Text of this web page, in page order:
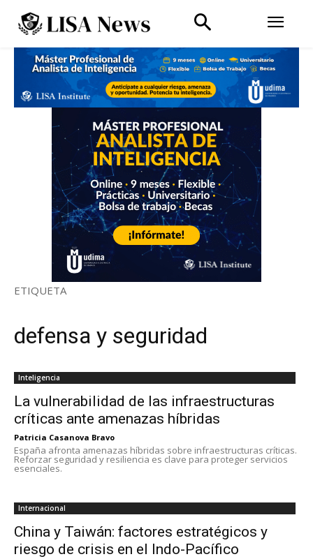
ETIQUETA
defensa y seguridad
Inteligencia
La vulnerabilidad de las infraestructuras
críticas ante amenazas híbridas
Patricia Casanova Bravo
España afronta amenazas híbridas sobre infraestructuras críticas.
Reforzar seguridad y resiliencia es clave para proteger servicios
esenciales.
Internacional
China y Taiwán: factores estratégicos y
riesgo de crisis en el Indo-Pacífico